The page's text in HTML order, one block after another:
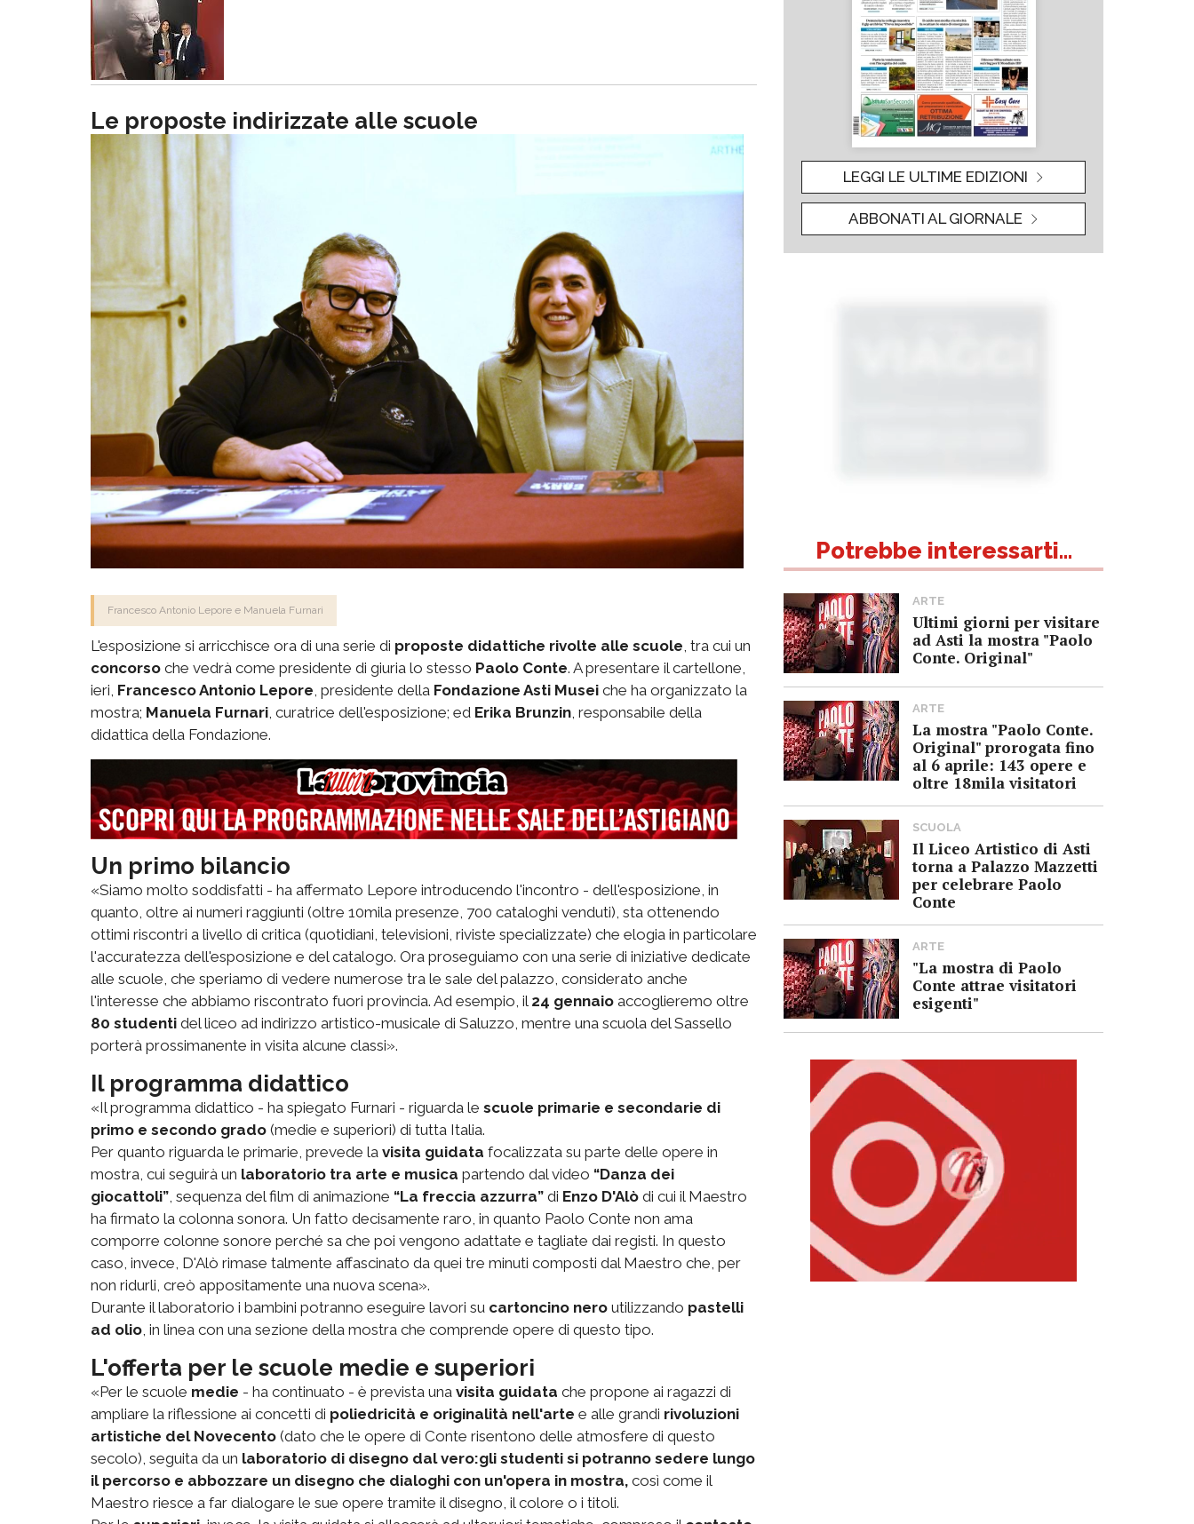
Le proposte indirizzate alle scuole
Francesco Antonio Lepore e Manuela Furnari
L'esposizione si arricchisce ora di una serie di proposte didattiche rivolte alle scuole , tra cui un
concorso che vedrà come presidente di giuria lo stesso Paolo Conte. A presentare il cartellone,
ieri, Francesco Antonio Lepore , presidente della Fondazione Asti Musei che ha organizzato la
mostra; Manuela Furnari , curatrice dell'esposizione; ed Erika Brunzin , responsabile della
didattica della Fondazione.
Un primo bilancio
«Siamo molto soddisfatti - ha affermato Lepore introducendo l'incontro - dell'esposizione, in
quanto, oltre ai numeri raggiunti (oltre 10mila presenze, 700 cataloghi venduti), sta ottenendo
ottimi riscontri a livello di critica (quotidiani, televisioni, riviste specializzate) che elogia in particolare
l'accuratezza dell'esposizione e del catalogo. Ora proseguiamo con una serie di iniziative dedicate
alle scuole, che speriamo di vedere numerose tra le sale del palazzo, considerato anche
l'interesse che abbiamo riscontrato fuori provincia. Ad esempio, il 24 gennaio accoglieremo oltre
80 studenti del liceo ad indirizzo artistico-musicale di Saluzzo, mentre una scuola del Sassello
porterà prossimanente in visita alcune classi».
Il programma didattico
«Il programma didattico - ha spiegato Furnari - riguarda le scuole primarie e secondarie di
primo e secondo grado (medie e superiori) di tutta Italia.
Per quanto riguarda le primarie, prevede la visita guidata focalizzata su parte delle opere in
mostra, cui seguirà un laboratorio tra arte e musica partendo dal video “Danza dei
giocattoli” , sequenza del film di animazione “La freccia azzurra” di Enzo D'Alò di cui il Maestro
ha firmato la colonna sonora. Un fatto decisamente raro, in quanto Paolo Conte non ama
comporre colonne sonore perché sa che poi vengono adattate e tagliate dai registi. In questo
caso, invece, D'Alò rimase talmente affascinato da quei tre minuti composti dal Maestro che, per
non ridurli, creò appositamente una nuova scena».
Durante il laboratorio i bambini potranno eseguire lavori su cartoncino nero utilizzando pastelli
ad olio , in linea con una sezione della mostra che comprende opere di questo tipo.
L'offerta per le scuole medie e superiori
«Per le scuole medie - ha continuato - è prevista una visita guidata che propone ai ragazzi di
ampliare la riflessione ai concetti di poliedricità e originalità nell'arte e alle grandi rivoluzioni
artistiche del Novecento (dato che le opere di Conte risentono delle atmosfere di questo
secolo), seguita da un laboratorio di disegno dal vero:gli studenti si potranno sedere lungo
il percorso e abbozzare un disegno che dialoghi con un'opera in mostra, così come il
Maestro riesce a far dialogare le sue opere tramite il disegno, il colore o i titoli.
LEGGI LE ULTIME EDIZIONI
ABBONATI AL GIORNALE
Potrebbe interessarti...
ARTE
Ultimi giorni per visitare
ad Asti la mostra "Paolo
Conte. Original"
ARTE
La mostra "Paolo Conte.
Original" prorogata fino
al 6 aprile: 143 opere e
oltre 18mila visitatori
SCUOLA
Il Liceo Artistico di Asti
torna a Palazzo Mazzetti
per celebrare Paolo
Conte
ARTE
"La mostra di Paolo
Conte attrae visitatori
esigenti"